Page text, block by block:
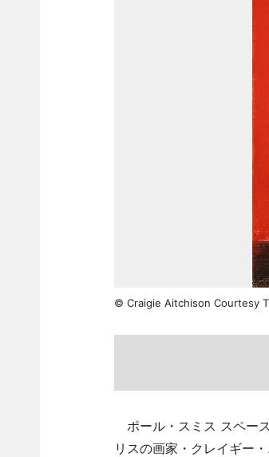
© Craigie Aitchison Courtesy
ポール・スミス スペー
リスの画家・クレイギー